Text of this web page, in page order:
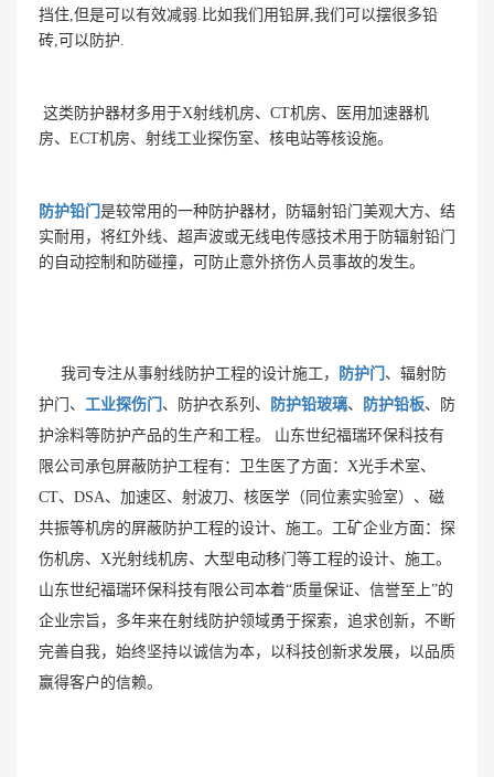
挡住,但是可以有效减弱.比如我们用铅屏,我们可以摆很多铅
砖,可以防护.
这类防护器材多用于X射线机房、CT机房、医用加速器机
房、ECT机房、射线工业探伤室、核电站等核设施。
防护铅门 是较常用的一种防护器材，防辐射铅门美观大方、结
实耐用，将红外线、超声波或无线电传感技术用于防辐射铅门
的自动控制和防碰撞，可防止意外挤伤人员事故的发生。
我司专注从事射线防护工程的设计施工， 防护门 、辐射防
护门、 工业探伤门 、防护衣系列、 防护铅玻璃、 防护铅板、防
护涂料等防护产品的生产和工程。 山东世纪福瑞环保科技有
限公司承包屏蔽防护工程有：卫生医了方面：X光手术室、
CT、DSA、加速区、射波刀、核医学（同位素实验室）、磁
共振等机房的屏蔽防护工程的设计、施工。工矿企业方面：探
伤机房、X光射线机房、大型电动移门等工程的设计、施工。
山东世纪福瑞环保科技有限公司本着“质量保证、信誉至上”的
企业宗旨，多年来在射线防护领域勇于探索，追求创新，不断
完善自我，始终坚持以诚信为本，以科技创新求发展，以品质
赢得客户的信赖。